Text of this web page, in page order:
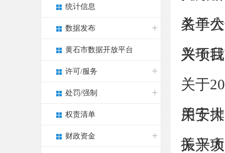
统计信息
数据发布
黄石市数据开放平台
许可/服务
处罚/强制
权责清单
财政资金
名单
关于
兴项
关于
关于
用安
关于
振兴
关于